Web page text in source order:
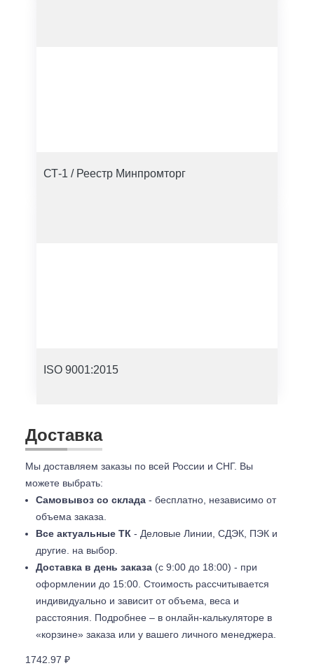
СТ-1 / Реестр Минпромторг
ISO 9001:2015
Доставка
Мы доставляем заказы по всей России и СНГ. Вы
можете выбрать:
Самовывоз со склада - бесплатно, независимо от
объема заказа.
Все актуальные ТК - Деловые Линии, СДЭК, ПЭК и
другие. на выбор.
Доставка в день заказа (с 9:00 до 18:00) - при
оформлении до 15:00. Стоимость рассчитывается
индивидуально и зависит от объема, веса и
расстояния. Подробнее – в онлайн-калькуляторе в
«корзине» заказа или у вашего личного менеджера.
1742.97 ₽